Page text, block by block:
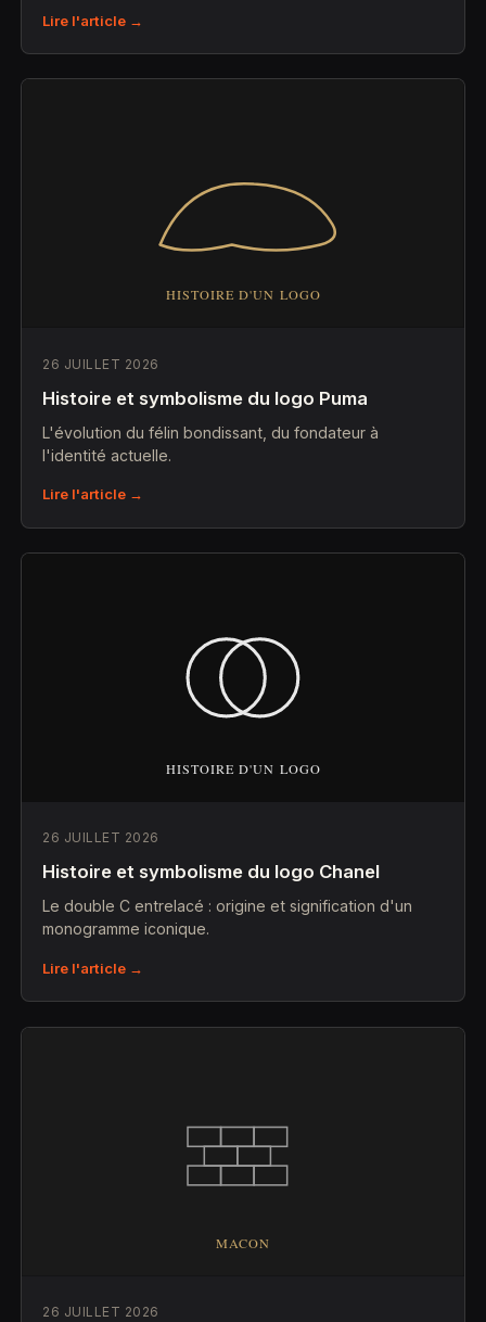
Lire l'article →
26 JUILLET 2026
Histoire et symbolisme du logo Puma
L'évolution du félin bondissant, du fondateur à
l'identité actuelle.
Lire l'article →
26 JUILLET 2026
Histoire et symbolisme du logo Chanel
Le double C entrelacé : origine et signification d'un
monogramme iconique.
Lire l'article →
26 JUILLET 2026